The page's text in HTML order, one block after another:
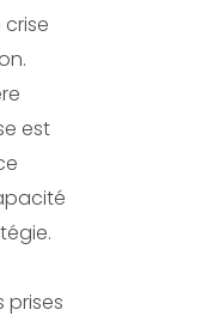
crise
est
prises